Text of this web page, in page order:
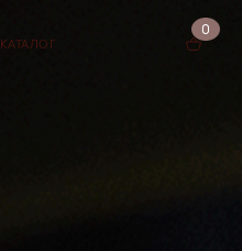
КАТАЛОГ
0
КОРЗИНА (0)